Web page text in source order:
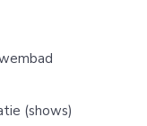
(shows)